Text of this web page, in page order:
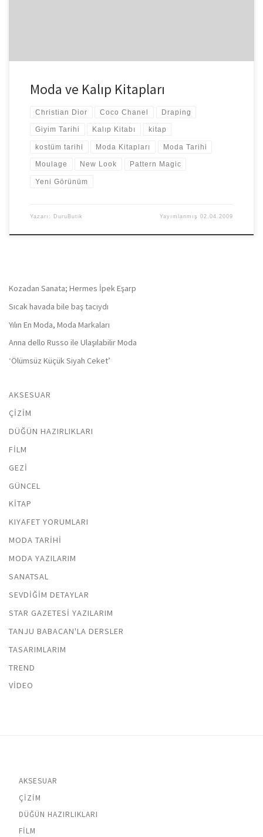
Moda ve Kalıp Kitapları
Christian Dior Coco Chanel Draping
Giyim Tarihi Kalıp Kitabı kitap
kostüm tarihi Moda Kitapları Moda Tarihi
Moulage New Look Pattern Magic
Yeni Görünüm
Yazarı: DuruButik Yayımlanmış02.04.2009
Kozadan Sanata; Hermes İpek Eşarp
Sıcak havada bile baş tacıydı
Yılın En Moda, Moda Markaları
Anna dello Russo ile Ulaşılabilir Moda
‘Ölümsüz Küçük Siyah Ceket’
AKSESUAR
ÇIZIM
DÜĞÜN HAZIRLIKLARI
FILM
GEZI
GÜNCEL
KITAP
KIYAFET YORUMLARI
MODA TARIHI
MODA YAZILARIM
SANATSAL
SEVDIĞIM DETAYLAR
STAR GAZETESI YAZILARIM
TANJU BABACAN'LA DERSLER
TASARIMLARIM
TREND
VIDEO
AKSESUAR
ÇIZIM
DÜĞÜN HAZIRLIKLARI
FILM